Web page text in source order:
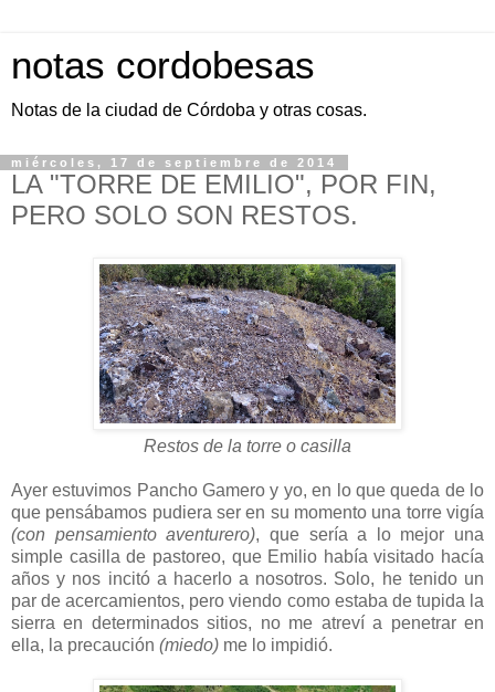
notas cordobesas
Notas de la ciudad de Córdoba y otras cosas.
miércoles, 17 de septiembre de 2014
LA "TORRE DE EMILIO", POR FIN,
PERO SOLO SON RESTOS.
Restos de la torre o casilla
Ayer estuvimos Pancho Gamero y yo, en lo que queda de lo
que pensábamos pudiera ser en su momento una torre vigía
(con pensamiento aventurero), que sería a lo mejor una
simple casilla de pastoreo, que Emilio había visitado hacía
años y nos incitó a hacerlo a nosotros. Solo, he tenido un
par de acercamientos, pero viendo como estaba de tupida la
sierra en determinados sitios, no me atreví a penetrar en
ella, la precaución (miedo) me lo impidió.